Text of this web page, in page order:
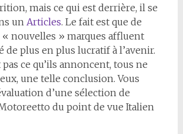
mais ce qui est derrière, il se
un Articles. Le fait est que de
nouvelles » marques affluent
de plus en plus lucratif à l’avenir.
ce qu’ils annoncent, tous ne
une telle conclusion. Vous
d’une sélection de
du point de vue Italien